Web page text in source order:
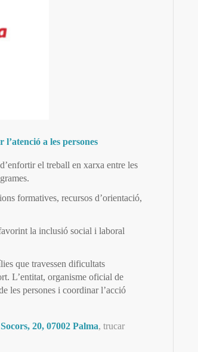
a les persones
el treball en xarxa entre les
formatives, recursos d’orientació,
la inclusió social i laboral
que travessen dificultats
L’entitat, organisme oficial de
les persones i coordinar l’acció
20, 07002 Palma, trucar